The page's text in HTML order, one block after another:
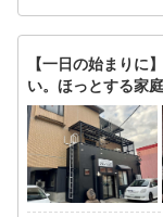
【一日の始まりに
い。ほっとする家